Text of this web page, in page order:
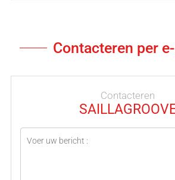
Contacteren per
Contacteren